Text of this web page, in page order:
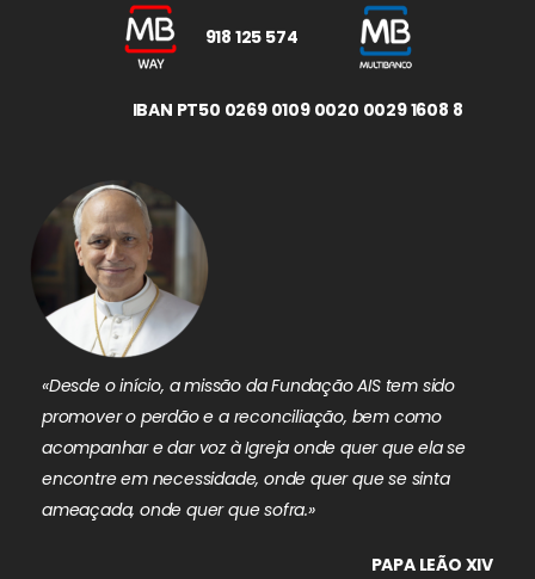
918 125 574
IBAN PT50 0269 0109 0020 0029 1608 8
«Desde o início, a missão da Fundação AIS tem sido
promover o perdão e a reconciliação, bem como
acompanhar e dar voz à Igreja onde quer que ela se
encontre em necessidade, onde quer que se sinta
ameaçada, onde quer que sofra.»
PAPA LEÃO XIV